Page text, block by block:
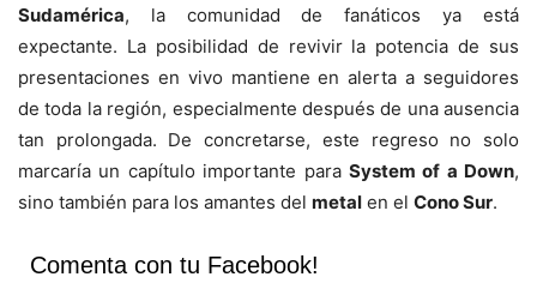
Sudamérica, la comunidad de fanáticos ya está
expectante. La posibilidad de revivir la potencia de sus
presentaciones en vivo mantiene en alerta a seguidores
de toda la región, especialmente después de una ausencia
tan prolongada. De concretarse, este regreso no solo
marcaría un capítulo importante para System of a Down,
sino también para los amantes del metal en el Cono Sur.
Comenta con tu Facebook!